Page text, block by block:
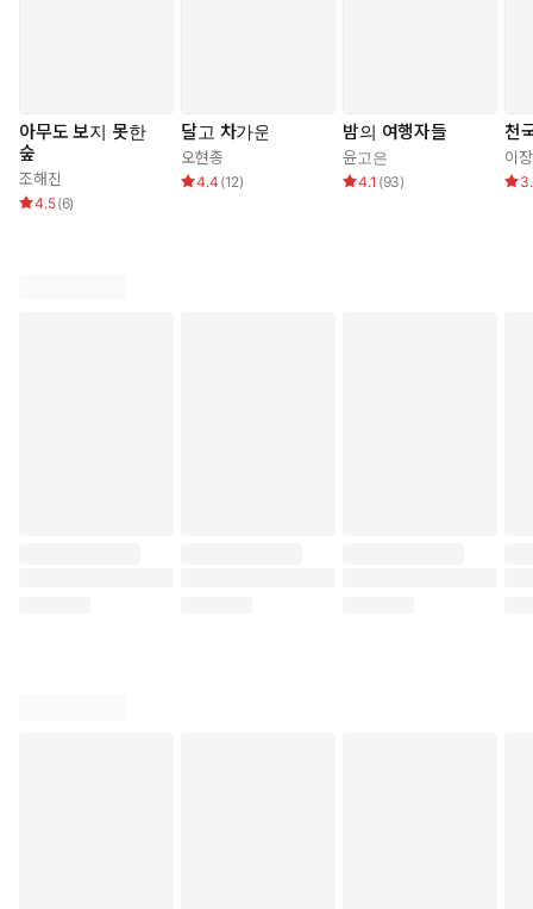
아무도 보지 못한
숲
조해진
4.5(6)
달고 차가운
오현종
4.4 (12)
밤의 여행자들
윤고은
4.1 (93)
천
이